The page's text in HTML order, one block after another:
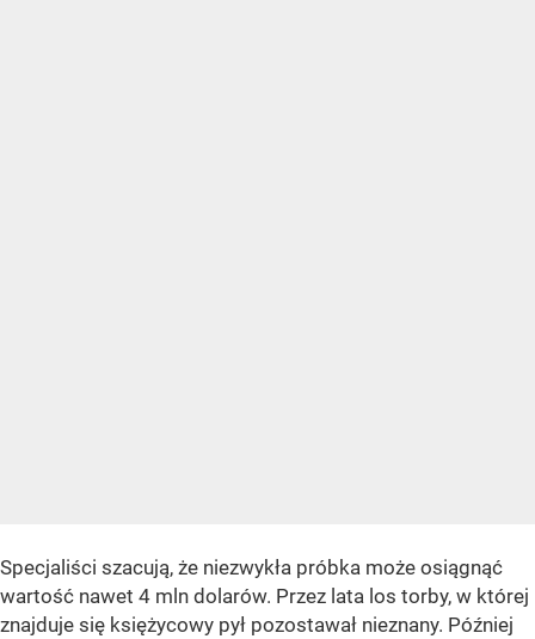
Specjaliści szacują, że niezwykła próbka może osiągnąć
wartość nawet 4 mln dolarów. Przez lata los torby, w której
znajduje się księżycowy pył pozostawał nieznany. Później